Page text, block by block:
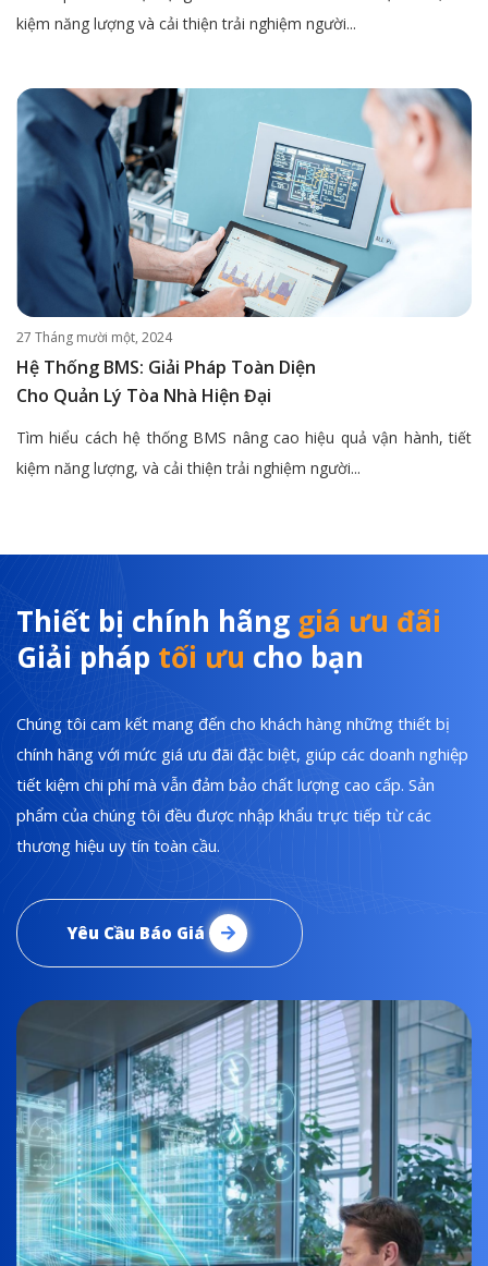
kiệm năng lượng và cải thiện trải nghiệm người...
27 Tháng mười một, 2024
Hệ Thống BMS: Giải Pháp Toàn Diện
Cho Quản Lý Tòa Nhà Hiện Đại
Tìm hiểu cách hệ thống BMS nâng cao hiệu quả vận hành, tiết
kiệm năng lượng, và cải thiện trải nghiệm người...
Thiết bị chính hãng giá ưu đãi
Giải pháp tối ưu cho bạn
Chúng tôi cam kết mang đến cho khách hàng những thiết bị
chính hãng với mức giá ưu đãi đặc biệt, giúp các doanh nghiệp
tiết kiệm chi phí mà vẫn đảm bảo chất lượng cao cấp. Sản
phẩm của chúng tôi đều được nhập khẩu trực tiếp từ các
thương hiệu uy tín toàn cầu.
Yêu Cầu Báo Giá